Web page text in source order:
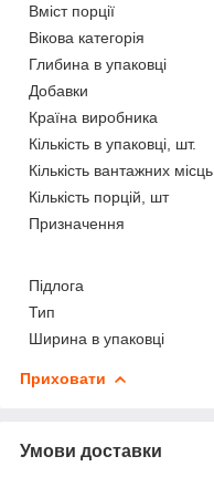
Вміст порції
Вікова категорія
Глибина в упаковці
Добавки
Країна виробника
Кількість в упаковці, шт.
Кількість вантажних місць
Кількість порцій, шт
Призначення
Підлога
Тип
Ширина в упаковці
Приховати
Умови доставки